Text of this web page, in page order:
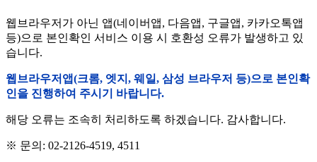
웹브라우저가 아닌 앱(네이버앱, 다음앱, 구글앱, 카카오톡앱
등)으로 본인확인 서비스 이용 시 호환성 오류가 발생하고 있
습니다.
웹브라우저앱(크롬, 엣지, 웨일, 삼성 브라우저 등)으로 본인확
인을 진행하여 주시기 바랍니다.
해당 오류는 조속히 처리하도록 하겠습니다. 감사합니다.
※ 문의: 02-2126-4519, 4511